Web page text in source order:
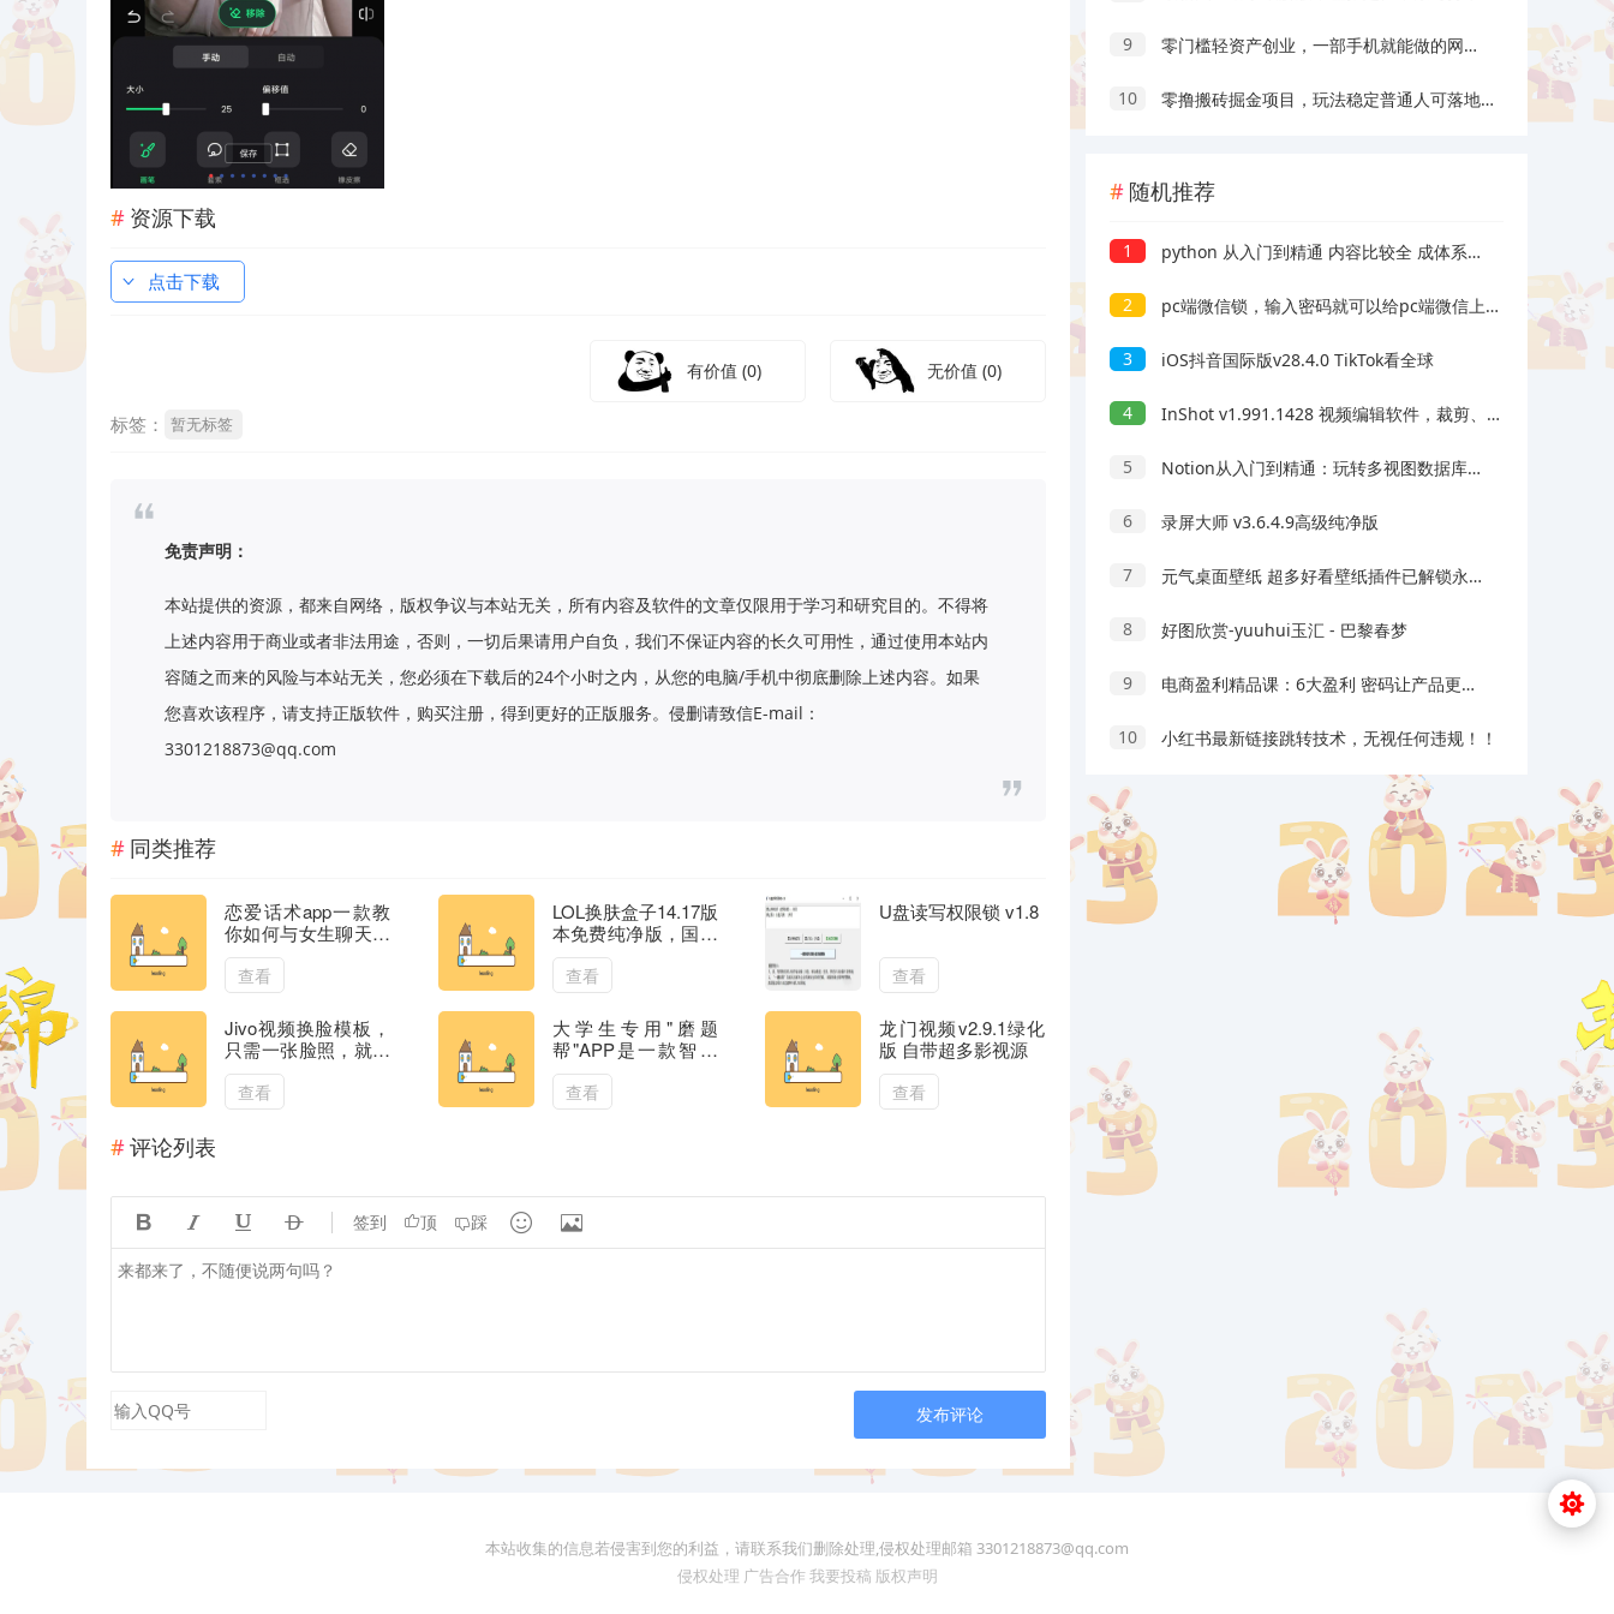
资源下载
点击下载
有价值(0) 无价值(0)
标签： 暂无标签
免责声明：
本站提供的资源，都来自网络，版权争议与本站无关，所有内容及软件的文章仅限用于学习和研究目的。不得将
上述内容用于商业或者非法用途，否则，一切后果请用户自负，我们不保证内容的长久可用性，通过使用本站内
容随之而来的风险与本站无关，您必须在下载后的24个小时之内，从您的电脑/手机中彻底删除上述内容。如果
您喜欢该程序，请支持正版软件，购买注册，得到更好的正版服务。侵删请致信E-mail：
3301218873@qq.com
同类推荐
恋爱话术app一款教
你如何与女生聊天，
包含聊天话术、恋爱
话术、撩妹话术、土
味情话等
查看
LOL换肤盒子14.17版
本免费纯净版，国服
英雄联盟
查看
U盘读写权限锁 v1.8
查看
Jivo视频换脸模板，
只需一张脸照，就能
够轻松的换成您想要
的结果
查看
大学生专用"磨题
帮"APP是一款智能
学习工具，专为学生
设计，提供个性化练
习题库
查看
龙门视频v2.9.1绿化
版 自带超多影视源
查看
评论列表
    签到 顶 踩  
发布评论
9 零门槛轻资产创业，一部手机就能做的网盘拉新“神级赛道”玩法，简单粗暴月入10000+
10 零撸搬砖掘金项目，玩法稳定普通人可落地的长期副业，月收益轻松10000+
随机推荐
1 python 从入门到精通 内容比较全 成体系 共含43套课程
2 pc端微信锁，输入密码就可以给pc端微信上锁，避免忍离开电脑有人翻自己的微信和聊天记录
3 iOS抖音国际版v28.4.0 TikTok看全球
4 InShot v1.991.1428 视频编辑软件，裁剪、加滤镜、加边框等，解锁专业版
5 Notion从入门到精通：玩转多视图数据库，自动化按钮，AI与团队协作全套功能
6 录屏大师 v3.6.4.9高级纯净版
7 元气桌面壁纸 超多好看壁纸插件已解锁永久会员
8 好图欣赏-yuuhui玉汇 - 巴黎春梦
9 电商盈利精品课：6大盈利 密码让产品更好卖，流量是刚需！爆款是刚需
10 小红书最新链接跳转技术，无视任何违规！！
本站收集的信息若侵害到您的利益，请联系我们删除处理,侵权处理邮箱 3301218873@qq.com
侵权处理 广告合作我要投稿 版权声明